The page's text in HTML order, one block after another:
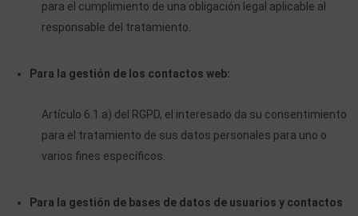
para el cumplimiento de una obligación legal aplicable al
responsable del tratamiento.
Para la gestión de los contactos web:
Artículo 6.1.a) del RGPD, el interesado da su consentimiento
para el tratamiento de sus datos personales para uno o
varios fines específicos.
Para la gestión de bases de datos de usuarios y contactos